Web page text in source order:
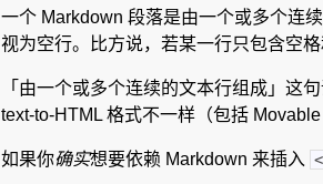
一个 Markdown 段落是由一个或多个连
视为空行。比方说，若某一行只包含空
「由一个或多个连续的文本行组成」这
text-to-HTML 格式不一样（包括
如果你确实想要依赖 Markdown 来插入